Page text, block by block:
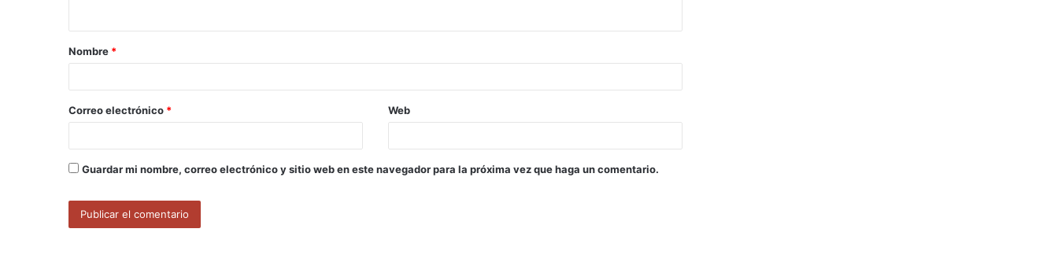
a
r
*
Nombre *
Correo electrónico * Web
Guardar mi nombre, correo electrónico y sitio web en este navegador para la próxima vez que haga un comentario.